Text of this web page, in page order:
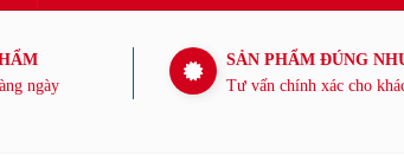
ngày
SẢN PHẨM ĐÚNG
Tư vấn chính xác cho